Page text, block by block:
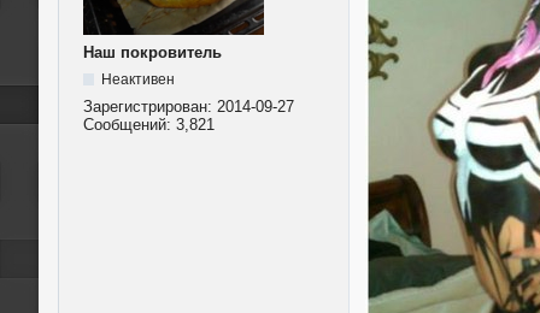
Наш покровитель
Неактивен
Зарегистрирован: 2014-09-27
Сообщений: 3,821